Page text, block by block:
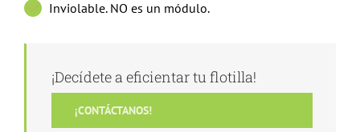
Inviolable. NO es un módulo.
¡Decídete a eficientar tu flotilla!
¡CONTÁCTANOS!